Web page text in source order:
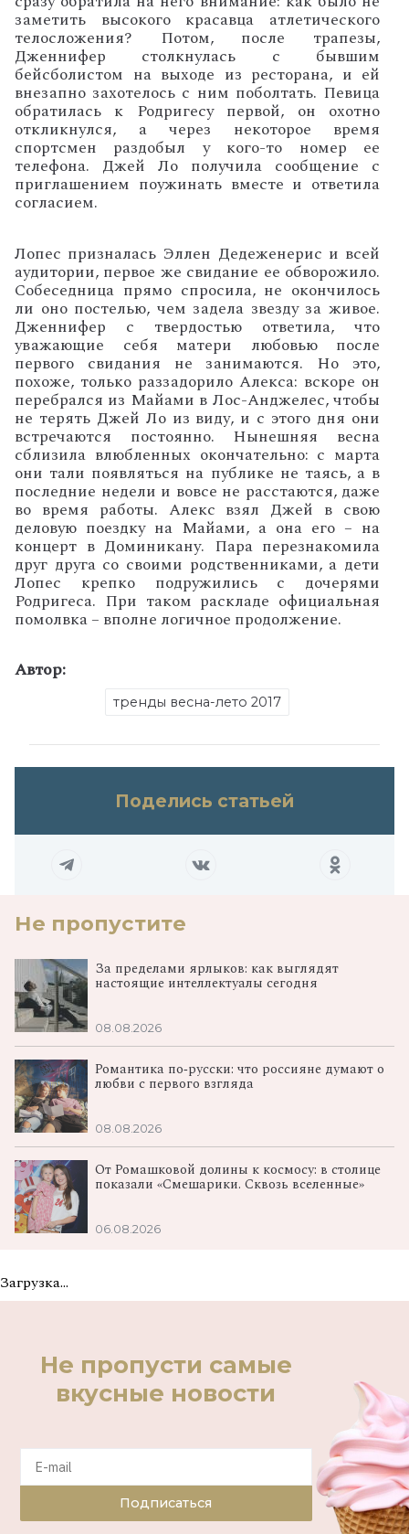
заметить высокого красавца атлетического
телосложения? Потом, после трапезы,
Дженнифер столкнулась с бывшим
бейсболистом на выходе из ресторана, и ей
внезапно захотелось с ним поболтать. Певица
обратилась к Родригесу первой, он охотно
откликнулся, а через некоторое время
спортсмен раздобыл у кого-то номер ее
телефона. Джей Ло получила сообщение с
приглашением поужинать вместе и ответила
согласием.
Лопес призналась Эллен Дедеженерис и всей
аудитории, первое же свидание ее обворожило.
Собеседница прямо спросила, не окончилось
ли оно постелью, чем задела звезду за живое.
Дженнифер с твердостью ответила, что
уважающие себя матери любовью после
первого свидания не занимаются. Но это,
похоже, только раззадорило Алекса: вскоре он
перебрался из Майами в Лос-Анджелес, чтобы
не терять Джей Ло из виду, и с этого дня они
встречаются постоянно. Нынешняя весна
сблизила влюбленных окончательно: с марта
они тали появляться на публике не таясь, а в
последние недели и вовсе не расстаются, даже
во время работы. Алекс взял Джей в свою
деловую поездку на Майами, а она его – на
концерт в Доминикану. Пара перезнакомила
друг друга со своими родственниками, а дети
Лопес крепко подружились с дочерями
Родригеса. При таком раскладе официальная
помолвка – вполне логичное продолжение.
Автор:
тренды весна-лето 2017
Поделись статьей
Не пропустите
За пределами ярлыков: как выглядят
настоящие интеллектуалы сегодня
08.08.2026
Романтика по‑русски: что россияне думают о
любви с первого взгляда
08.08.2026
От Ромашковой долины к космосу: в столице
показали «Смешарики. Сквозь вселенные»
06.08.2026
Загрузка...
Не пропусти самые
вкусные новости
Подписаться